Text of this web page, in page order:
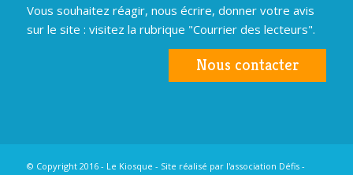
Vous souhaitez réagir, nous écrire, donner votre avis
sur le site : visitez la rubrique "Courrier des lecteurs".
Nous contacter
© Copyright 2016 - Le Kiosque - Site réalisé par l'association Défis-